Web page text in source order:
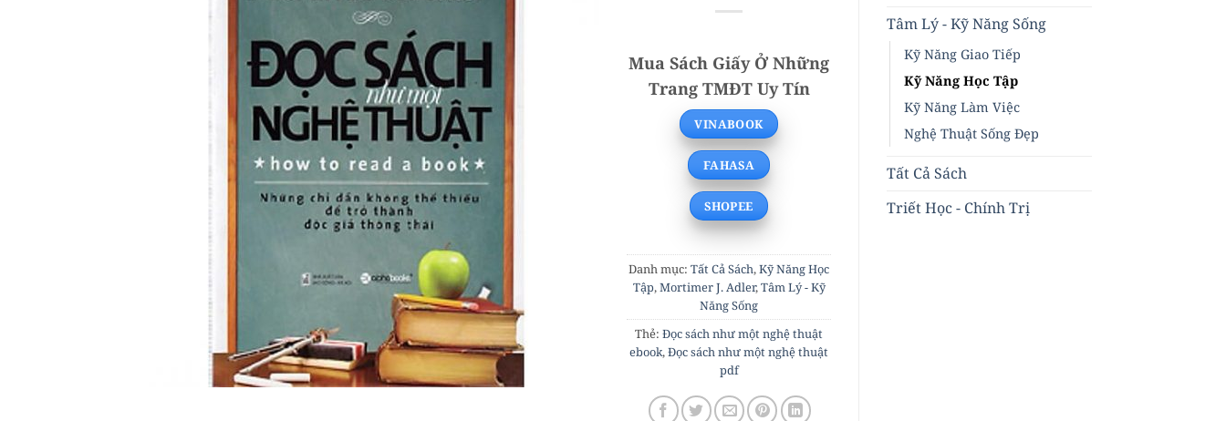
Mua Sách Giấy Ở Những
Trang TMĐT Uy Tín
VINABOOK
FAHASA
SHOPEE
Danh mục: Tất Cả Sách,Kỹ Năng Học
Tập,Mortimer J. Adler,Tâm Lý - Kỹ
Năng Sống
Thẻ: Đọc sách như một nghệ thuật
ebook,Đọc sách như một nghệ thuật
pdf
Tâm Lý - Kỹ Năng Sống
Kỹ Năng Giao Tiếp
Kỹ Năng Học Tập
Kỹ Năng Làm Việc
Nghệ Thuật Sống Đẹp
Tất Cả Sách
Triết Học - Chính Trị